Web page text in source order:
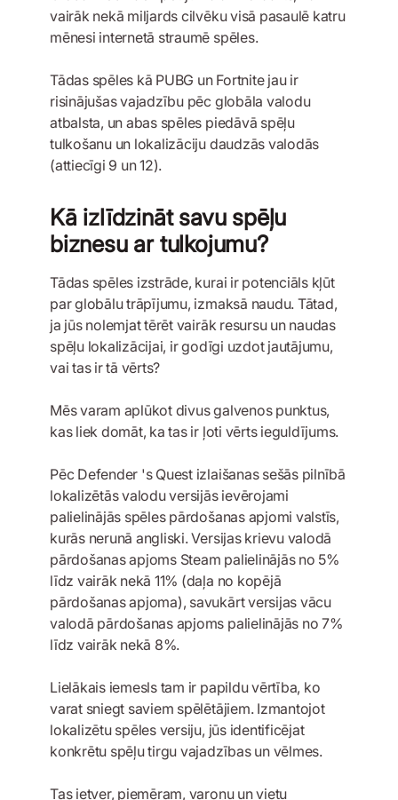
vairāk nekā miljards cilvēku visā pasaulē katru
mēnesi internetā straumē spēles.
Tādas spēles kā PUBG un Fortnite jau ir
risinājušas vajadzību pēc globāla valodu
atbalsta, un abas spēles piedāvā spēļu
tulkošanu un lokalizāciju daudzās valodās
(attiecīgi 9 un 12).
Kā izlīdzināt savu spēļu
biznesu ar tulkojumu?
Tādas spēles izstrāde, kurai ir potenciāls kļūt
par globālu trāpījumu, izmaksā naudu. Tātad,
ja jūs nolemjat tērēt vairāk resursu un naudas
spēļu lokalizācijai, ir godīgi uzdot jautājumu,
vai tas ir tā vērts?
Mēs varam aplūkot divus galvenos punktus,
kas liek domāt, ka tas ir ļoti vērts ieguldījums.
Pēc Defender 's Quest izlaišanas sešās pilnībā
lokalizētās valodu versijās ievērojami
palielinājās spēles pārdošanas apjomi valstīs,
kurās nerunā angliski. Versijas krievu valodā
pārdošanas apjoms Steam palielinājās no 5%
līdz vairāk nekā 11% (daļa no kopējā
pārdošanas apjoma), savukārt versijas vācu
valodā pārdošanas apjoms palielinājās no 7%
līdz vairāk nekā 8%.
Lielākais iemesls tam ir papildu vērtība, ko
varat sniegt saviem spēlētājiem. Izmantojot
lokalizētu spēles versiju, jūs identificējat
konkrētu spēļu tirgu vajadzības un vēlmes.
Tas ietver, piemēram, varoņu un vietu